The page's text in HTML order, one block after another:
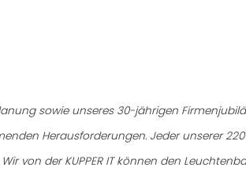
sowie unseres 30-jährigen
Herausforderungen. Jeder unserer
von der KUPPER IT können den